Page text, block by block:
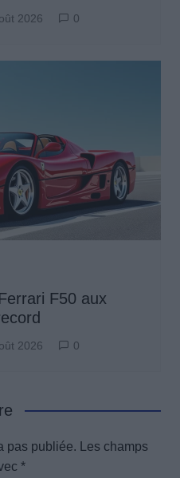
2026 0
F50 aux
2026 0
pas publiée.
Les champs
*